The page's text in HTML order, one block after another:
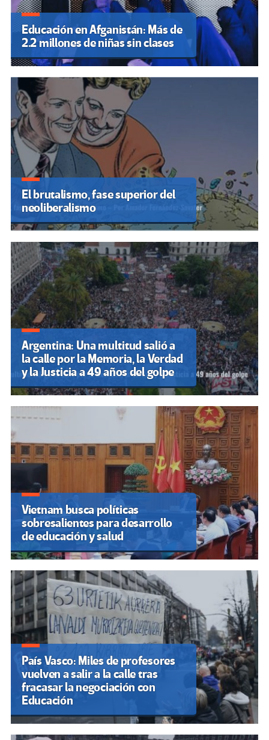
Educación en Afganistán: Más de
2.2 millones de niñas sin clases
El brutalismo, fase superior del
neoliberalismo
Argentina: Una multitud salió a
la calle por la Memoria, la Verdad
y la Justicia a 49 años del golpe
Vietnam busca políticas
sobresalientes para desarrollo
de educación y salud
País Vasco: Miles de profesores
vuelven a salir a la calle tras
fracasar la negociación con
Educación